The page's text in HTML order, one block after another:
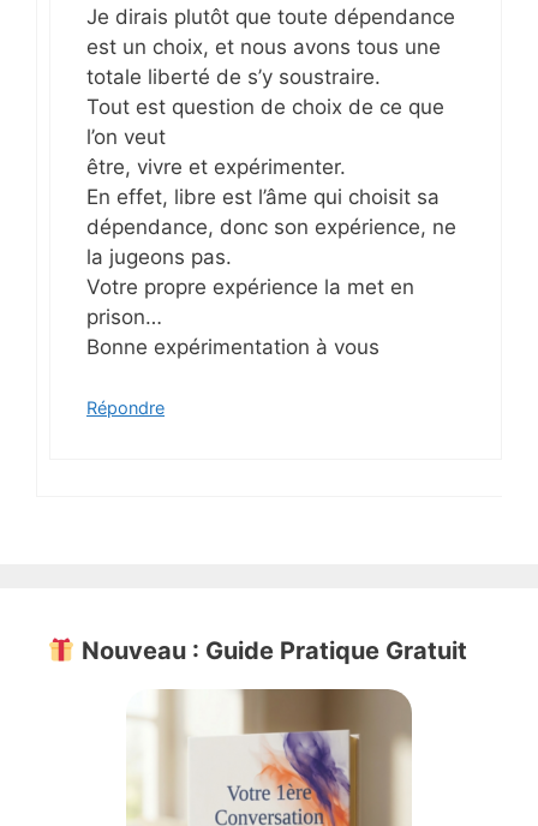
Je dirais plutôt que toute dépendance
est un choix, et nous avons tous une
totale liberté de s’y soustraire.
Tout est question de choix de ce que
l’on veut
être, vivre et expérimenter.
En effet, libre est l’âme qui choisit sa
dépendance, donc son expérience, ne
la jugeons pas.
Votre propre expérience la met en
prison…
Bonne expérimentation à vous
Répondre
Nouveau : Guide Pratique Gratuit